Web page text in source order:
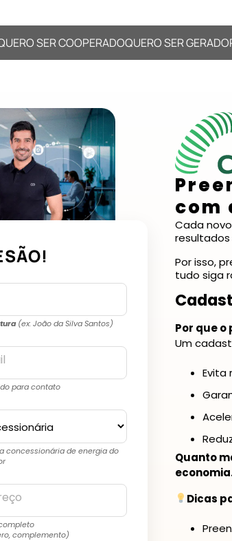
SER COOPERADOQUERO SER
(ex: João da Silva Santos)
para contato
concessionária de energia do
complemento)
com
Cada
resultados
Por isso,
tudo siga
Por que
Um
Evita
Quanto
Dicas